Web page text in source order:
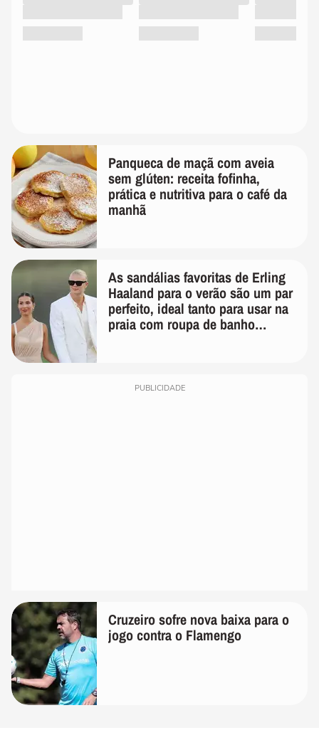
Panqueca de maçã com aveia
sem glúten: receita fofinha,
prática e nutritiva para o café da
manhã
As sandálias favoritas de Erling
Haaland para o verão são um par
perfeito, ideal tanto para usar na
praia com roupa de banho
PUBLICIDADE
Cruzeiro sofre nova baixa para o
jogo contra o Flamengo